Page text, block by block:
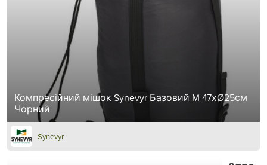
Компресійний мішок Synevyr Базовий M 47хØ25см
Чорний
Synevyr